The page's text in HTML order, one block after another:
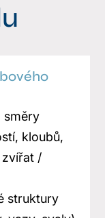
směry
kloubů,
zvířat /
struktury